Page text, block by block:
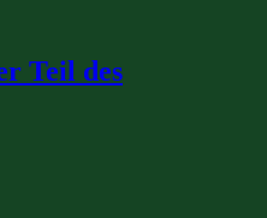
Teil des